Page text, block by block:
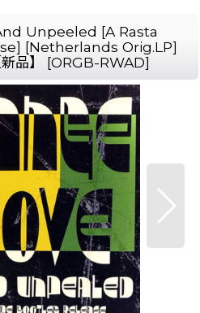
Unpeeled [A Rasta
[Netherlands Orig.LP]
品】
[ORGB-RWAD]